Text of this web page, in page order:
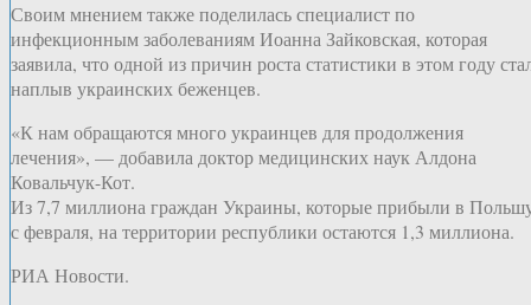
Своим мнением также поделилась специалист по
инфекционным заболеваниям Иоанна Зайковская, которая
заявила, что одной из причин роста статистики в этом году
наплыв украинских беженцев.
«К нам обращаются много украинцев для продолжения
лечения», — добавила доктор медицинских наук Алдона
Ковальчук-Кот.
Из 7,7 миллиона граждан Украины, которые прибыли в
с февраля, на территории республики остаются 1,3 миллиона.
РИА Новости.